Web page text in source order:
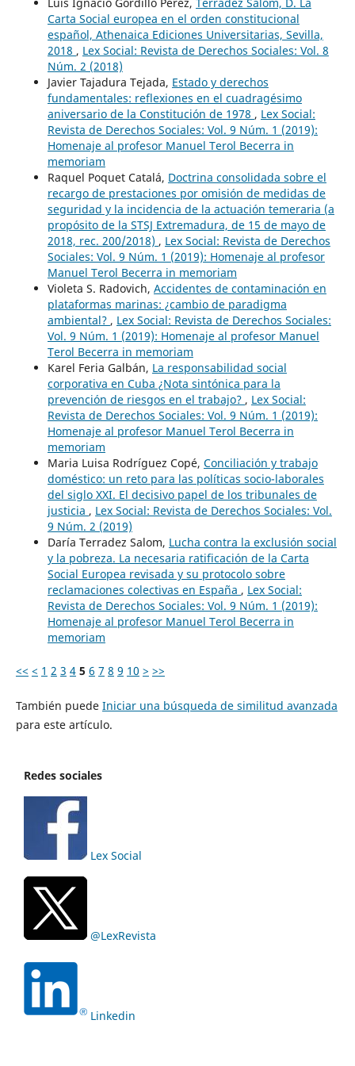
Luis Ignacio Gordillo Pérez, Terrádez Salom, D. La
Carta Social europea en el orden constitucional
español, Athenaica Ediciones Universitarias, Sevilla,
2018 , Lex Social: Revista de Derechos Sociales: Vol. 8
Núm. 2 (2018)
Javier Tajadura Tejada, Estado y derechos
fundamentales: reflexiones en el cuadragésimo
aniversario de la Constitución de 1978 , Lex Social:
Revista de Derechos Sociales: Vol. 9 Núm. 1 (2019):
Homenaje al profesor Manuel Terol Becerra in
memoriam
Raquel Poquet Catalá, Doctrina consolidada sobre el
recargo de prestaciones por omisión de medidas de
seguridad y la incidencia de la actuación temeraria (a
propósito de la STSJ Extremadura, de 15 de mayo de
2018, rec. 200/2018) , Lex Social: Revista de Derechos
Sociales: Vol. 9 Núm. 1 (2019): Homenaje al profesor
Manuel Terol Becerra in memoriam
Violeta S. Radovich, Accidentes de contaminación en
plataformas marinas: ¿cambio de paradigma
ambiental? , Lex Social: Revista de Derechos Sociales:
Vol. 9 Núm. 1 (2019): Homenaje al profesor Manuel
Terol Becerra in memoriam
Karel Feria Galbán, La responsabilidad social
corporativa en Cuba ¿Nota sintónica para la
prevención de riesgos en el trabajo? , Lex Social:
Revista de Derechos Sociales: Vol. 9 Núm. 1 (2019):
Homenaje al profesor Manuel Terol Becerra in
memoriam
Maria Luisa Rodríguez Copé, Conciliación y trabajo
doméstico: un reto para las políticas socio-laborales
del siglo XXI. El decisivo papel de los tribunales de
justicia , Lex Social: Revista de Derechos Sociales: Vol.
9 Núm. 2 (2019)
Daría Terradez Salom, Lucha contra la exclusión social
y la pobreza. La necesaria ratificación de la Carta
Social Europea revisada y su protocolo sobre
reclamaciones colectivas en España , Lex Social:
Revista de Derechos Sociales: Vol. 9 Núm. 1 (2019):
Homenaje al profesor Manuel Terol Becerra in
memoriam
<< < 1 2 3 4 5 6 7 8 9 10 > >>
También puede Iniciar una búsqueda de similitud avanzada
para este artículo.
Redes sociales
Lex Social
@LexRevista
Linkedin